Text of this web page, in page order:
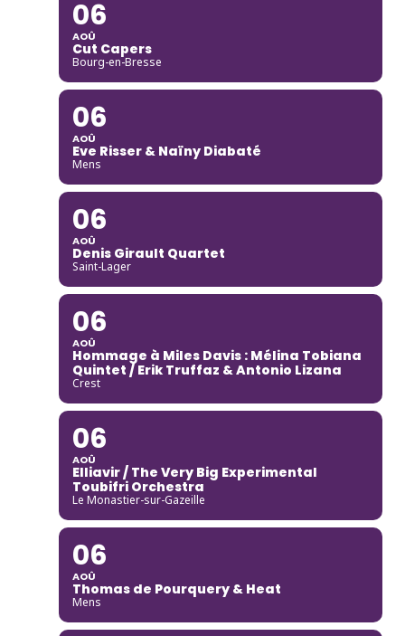
06
AOÛ
Cut Capers
Bourg-en-Bresse
06
AOÛ
Eve Risser & Naïny Diabaté
Mens
06
AOÛ
Denis Girault Quartet
Saint-Lager
06
AOÛ
Hommage à Miles Davis : Mélina Tobiana
Quintet / Erik Truffaz & Antonio Lizana
Crest
06
AOÛ
Elliavir / The Very Big Experimental
Toubifri Orchestra
Le Monastier-sur-Gazeille
06
AOÛ
Thomas de Pourquery & Heat
Mens